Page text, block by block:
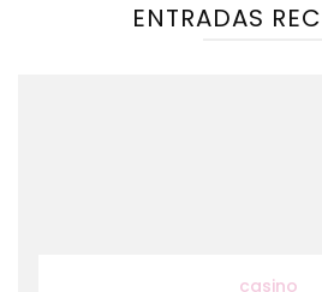
ENTRADAS
casino